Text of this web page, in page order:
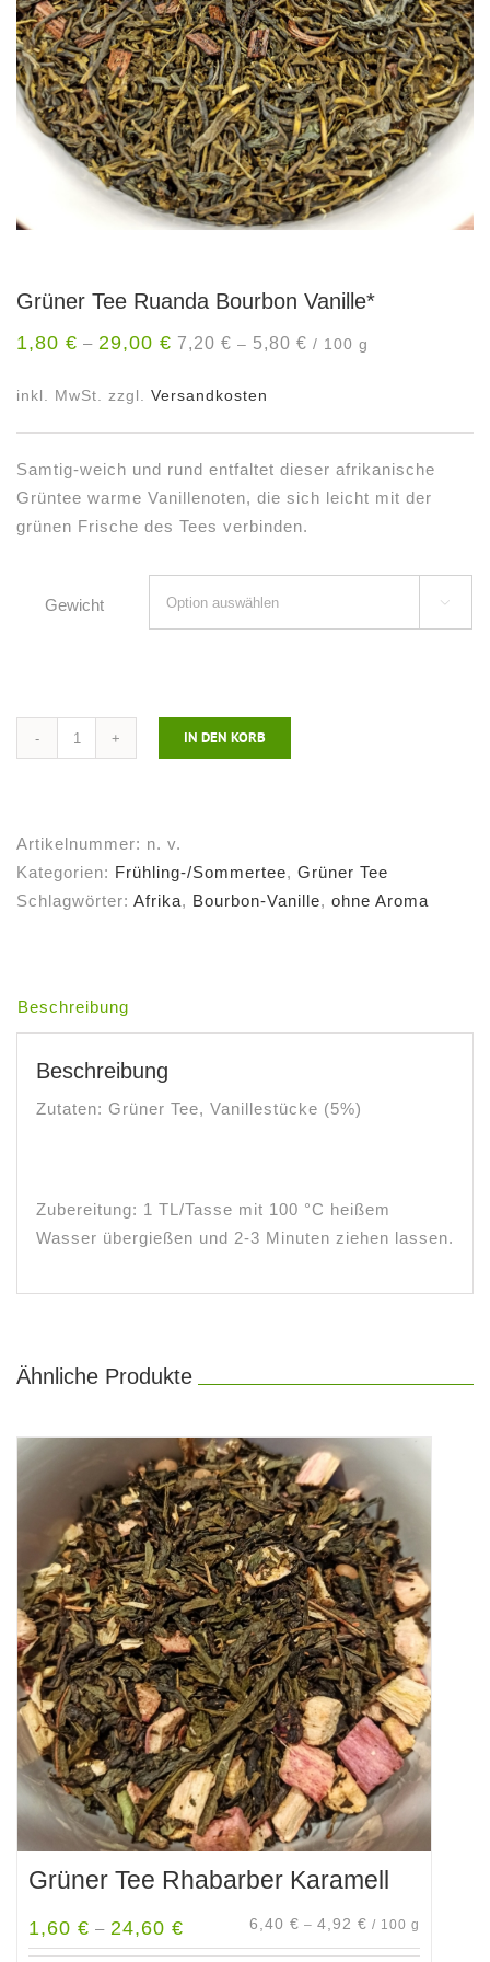
Grüner Tee Ruanda Bourbon Vanille*
1,80 € – 29,00 € 7,20 € – 5,80 € / 100 g
inkl. MwSt. zzgl. Versandkosten
Samtig-weich und rund entfaltet dieser afrikanische
Grüntee warme Vanillenoten, die sich leicht mit der
grünen Frische des Tees verbinden.
Gewicht 
Vanille*
Menge
IN DEN KORB
Artikelnummer: n. v.
Kategorien: Frühling-/Sommertee, Grüner Tee
Schlagwörter: Afrika, Bourbon-Vanille, ohne Aroma
Beschreibung
Beschreibung
Zutaten: Grüner Tee, Vanillestücke (5%)
Zubereitung: 1 TL/Tasse mit 100 °C heißem
Wasser übergießen und 2-3 Minuten ziehen lassen.
Ähnliche Produkte
Grüner Tee Rhabarber Karamell
1,60 € – 24,60 € 6,40 € – 4,92 € / 100 g